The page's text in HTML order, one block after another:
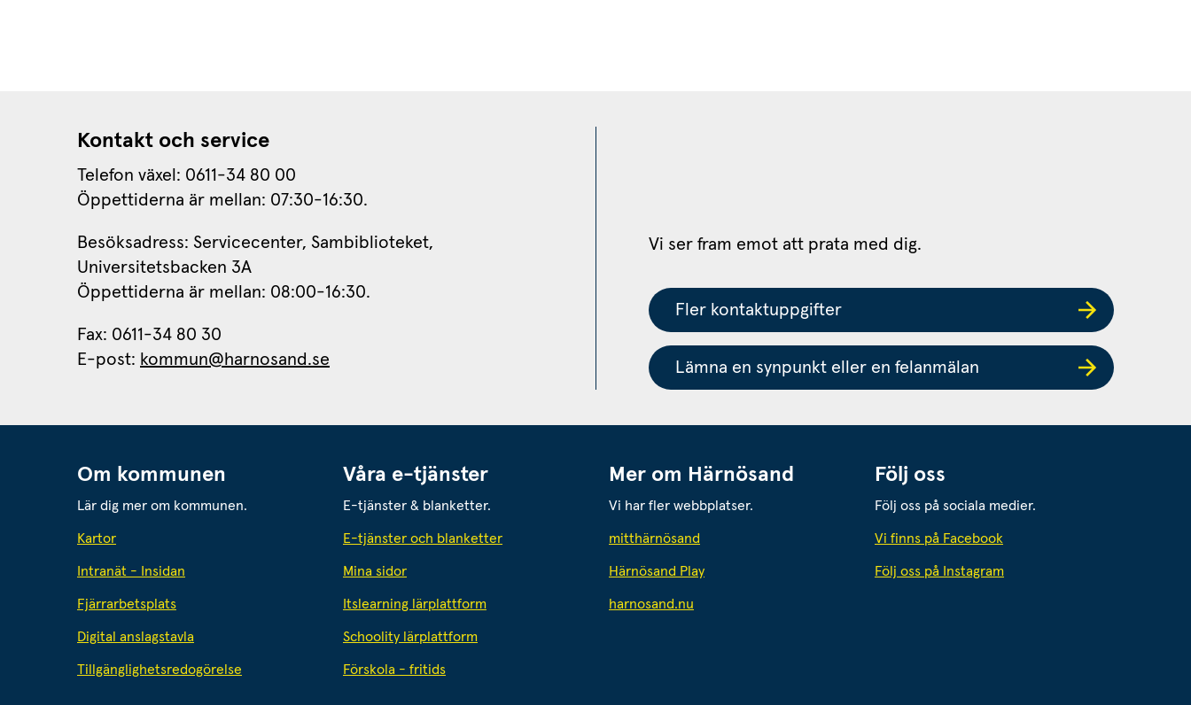
Kontakt och service
Telefon växel: 0611-34 80 00
Öppettiderna är mellan: 07:30-16:30.
Besöksadress: Servicecenter, Sambiblioteket,
Universitetsbacken 3A
Öppettiderna är mellan: 08:00-16:30.
Fax: 0611-34 80 30
E-post: kommun@harnosand.se
Vi ser fram emot att prata med dig.
Fler kontaktuppgifter
Lämna en synpunkt eller en felanmälan
Om kommunen
Lär dig mer om kommunen.
Kartor
Intranät - Insidan
Fjärrarbetsplats
Digital anslagstavla
Tillgänglighetsredogörelse
Våra e-tjänster
E-tjänster & blanketter.
E-tjänster och blanketter
Mina sidor
Itslearning lärplattform
Schoolity lärplattform
Förskola - fritids
Mer om Härnösand
Vi har fler webbplatser.
mitthärnösand
Härnösand Play
harnosand.nu
Följ oss
Följ oss på sociala medier.
Vi finns på Facebook
Följ oss på Instagram